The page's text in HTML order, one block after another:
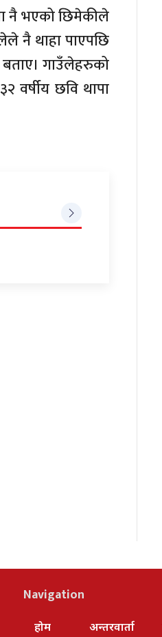
नै भएको छिमेकीले
नै थाहा पाएपछि
बताए। गाउँलेहरुको
वर्षीय छवि थापा
Navigation
होम अन्तरवार्ता